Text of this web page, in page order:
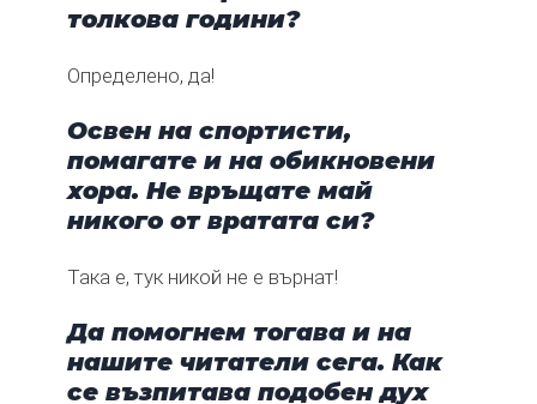
толкова години?
Определено, да!
Освен на спортисти,
помагате и на обикновени
хора. Не връщате май
никого от вратата си?
Така е, тук никой не е върнат!
Да помогнем тогава и на
нашите читатели сега. Как
се възпитава подобен дух